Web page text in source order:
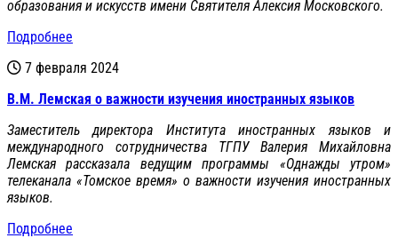
образования и искусств имени Святителя Алексия Московского.
Подробнее
7 февраля 2024
В.М. Лемская о важности изучения иностранных языков
Заместитель директора Института иностранных языков и
международного сотрудничества ТГПУ Валерия Михайловна
Лемская рассказала ведущим программы «Однажды утром»
телеканала «Томское время» о важности изучения иностранных
языков.
Подробнее